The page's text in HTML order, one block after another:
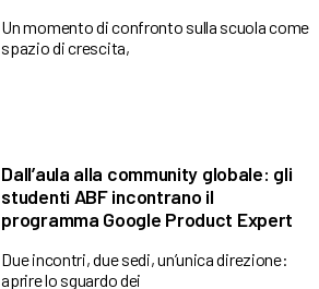
Un momento di confronto sulla scuola come
spazio di crescita,
Dall’aula alla community globale: gli
studenti ABF incontrano il
programma Google Product Expert
Due incontri, due sedi, un’unica direzione:
aprire lo sguardo dei